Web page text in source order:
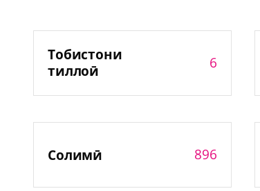
Тобистони
тиллоӣ
6
Солимӣ 896